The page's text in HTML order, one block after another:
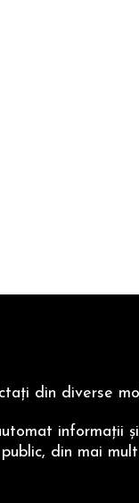
din diverse
informaţii
din mai